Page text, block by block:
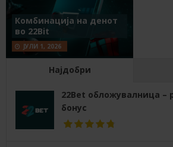
Комбинација на денот
во 22Bit
ЈУЛИ 1, 2026
Најдобри
22Bet обложувалница –
бонус